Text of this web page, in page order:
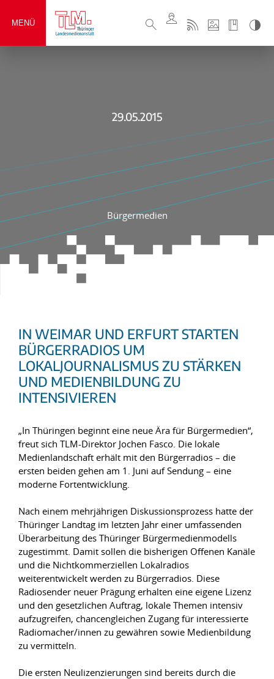
MENÜ
29.05.2015
Bürgermedien
IN WEIMAR UND ERFURT STARTEN
BÜRGERRADIOS UM
LOKALJOURNALISMUS ZU STÄRKEN
UND MEDIENBILDUNG ZU
INTENSIVIEREN
„In Thüringen beginnt eine neue Ära für Bürgermedien“,
freut sich TLM-Direktor Jochen Fasco. Die lokale
Medienlandschaft erhält mit den Bürgerradios – die
ersten beiden gehen am 1. Juni auf Sendung – eine
moderne Fortentwicklung.
Nach einem mehrjährigen Diskussionsprozess hatte der
Thüringer Landtag im letzten Jahr einer umfassenden
Überarbeitung des Thüringer Bürgermedienmodells
zugestimmt. Damit sollen die bisherigen Offenen Kanäle
und die Nichtkommerziellen Lokalradios
weiterentwickelt werden zu Bürgerradios. Diese
Radiosender neuer Prägung erhalten eine eigene Lizenz
und den gesetzlichen Auftrag, lokale Themen intensiv
aufzugreifen, chancengleichen Zugang für interessierte
Radiomacher/innen zu gewähren sowie Medienbildung
zu vermitteln.
Die ersten Neulizenzierungen sind bereits durch die